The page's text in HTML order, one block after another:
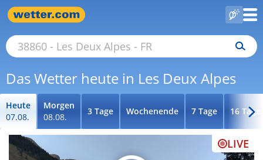
Das Wetter heute in Les Deux Alpes
Heute
07.08.
Morgen
08.08.
3 Tage Wochenende 7 Tage 16 Tage
LIVE